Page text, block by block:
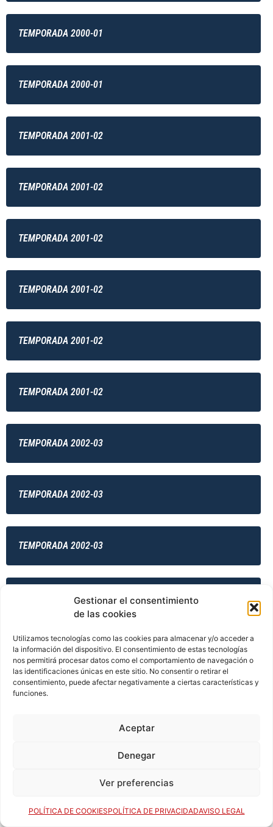
Gestionar el consentimiento
de las cookies
Utilizamos tecnologías como las cookies para almacenar y/o acceder a
la información del dispositivo. El consentimiento de estas tecnologías
nos permitirá procesar datos como el comportamiento de navegación o
las identificaciones únicas en este sitio. No consentir o retirar el
consentimiento, puede afectar negativamente a ciertas características y
funciones.
Aceptar
Denegar
Ver preferencias
POLÍTICA DE COOKIESPOLÍTICA DE PRIVACIDADAVISO LEGAL
TEMPORADA 2000-01
TEMPORADA 2000-01
TEMPORADA 2001-02
TEMPORADA 2001-02
TEMPORADA 2001-02
TEMPORADA 2001-02
TEMPORADA 2001-02
TEMPORADA 2001-02
TEMPORADA 2002-03
TEMPORADA 2002-03
TEMPORADA 2002-03
TEMPORADA 2002-03
TEMPORADA 2003-04
TEMPORADA 2003-04